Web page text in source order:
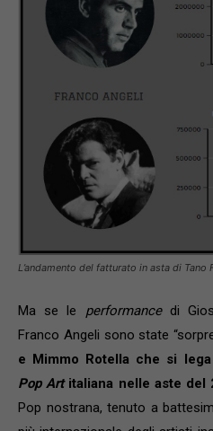
L’andamento del fatturato in asta di Tano
Ma se le performancedi
Franco Angeli sono state
e Mimmo Rotella che si
Pop Artitaliana nelle aste del
Pop nostrana, tenuto a